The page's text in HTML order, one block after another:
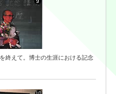
終えて。博士の生涯における記念